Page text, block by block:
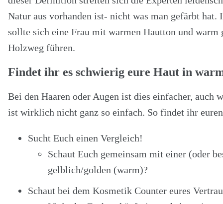
Natur aus vorhanden ist- nicht was man gefärbt
sollte sich eine Frau mit warmen Hautton und
Holzweg führen.
Findet ihr es schwierig eure Haut in
Bei den Haaren oder Augen ist dies einfacher, auch
ist wirklich nicht ganz so einfach. So findet ihr
Sucht Euch einen Vergleich!
Schaut Euch gemeinsam mit einer (oder
gelblich/golden (warm)?
Schaut bei dem Kosmetik Counter eures